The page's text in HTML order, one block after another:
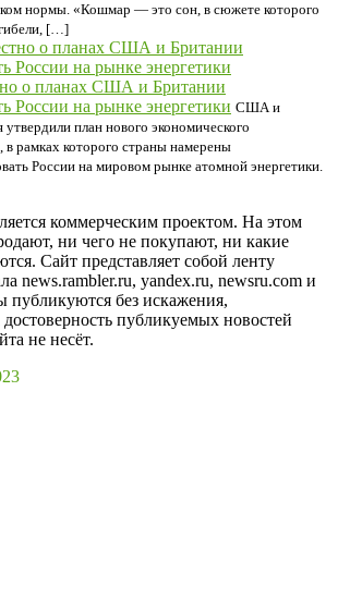
нормы. «Кошмар — это сон, в сюжете которого
[…]
о планах США и Британии
России на рынке энергетики США и
план нового экономического
в рамках которого страны намерены
России на мировом рынке атомной энергетики.
коммерческим проектом. На этом
ни чего не покупают, ни какие
Сайт представляет собой ленту
news.rambler.ru, yandex.ru, newsru.com и
публикуются без искажения,
достоверность публикуемых новостей
не несёт.